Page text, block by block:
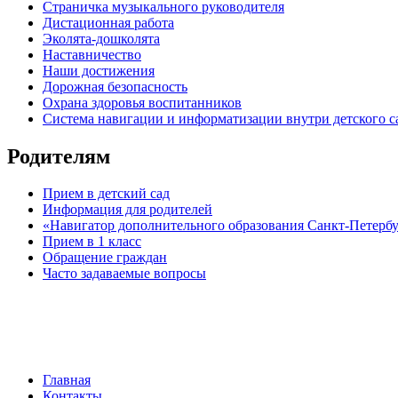
Страничка музыкального руководителя
Дистационная работа
Эколята-дошколята
Наставничество
Наши достижения
Дорожная безопасность
Охрана здоровья воспитанников
Система навигации и информатизации внутри детского
Родителям
Прием в детский сад
Информация для родителей
«Навигатор дополнительного образования Санкт-
Прием в 1 класс
Обращение граждан
Часто задаваемые вопросы
Главная